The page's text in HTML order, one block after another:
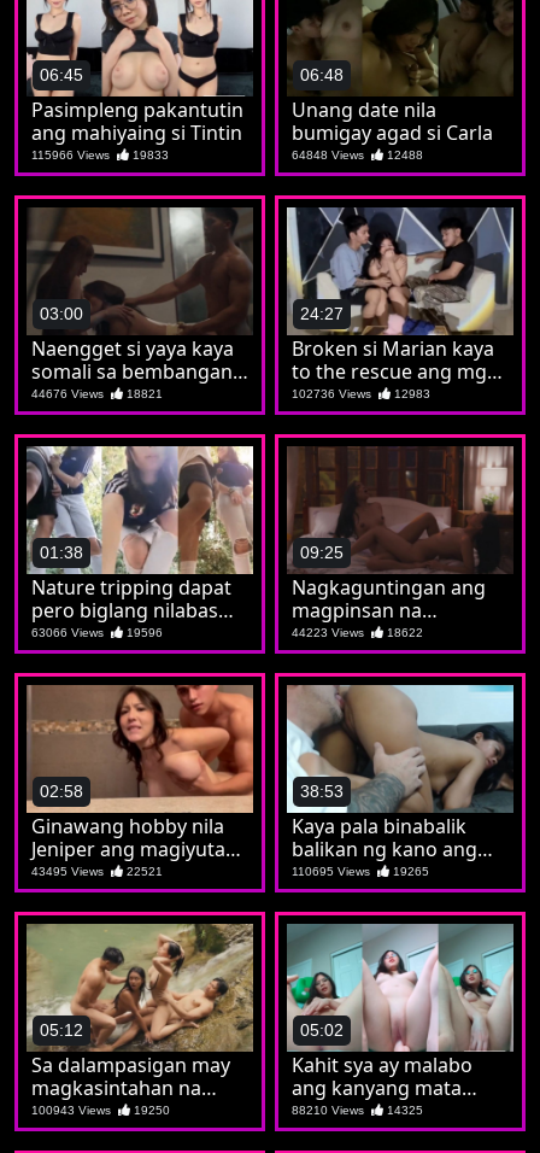
06:45
Pasimpleng pakantutin
ang mahiyaing si Tintin
115966 Views 19833
06:48
Unang date nila
bumigay agad si Carla
64848 Views 12488
03:00
Naengget si yaya kaya
somali sa bembangan
nila koya
44676 Views 18821
24:27
Broken si Marian kaya
to the rescue ang mga
kaibigan
102736 Views 12983
01:38
Nature tripping dapat
pero biglang nilabas
ang burat napasubo
tuloy si Kat
63066 Views 19596
09:25
Nagkaguntingan ang
magpinsan na
parehong iniwanan
44223 Views 18622
02:58
Ginawang hobby nila
Jeniper ang magiyutan
bago magshower
43495 Views 22521
38:53
Kaya pala binabalik
balikan ng kano ang
putahe ni Aiko
110695 Views 19265
05:12
Sa dalampasigan may
magkasintahan na
nagpalitan sa iyutan
100943 Views 19250
05:02
Kahit sya ay malabo
ang kanyang mata
malinaw naman sayo
na sya ay isang puta
88210 Views 14325